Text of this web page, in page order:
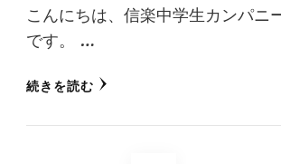
こんにちは、信楽中学生カンパニ
です。 …
続きを読む